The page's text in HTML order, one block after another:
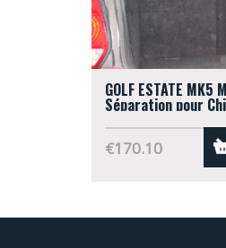
GOLF ESTATE
Séparation pour
€170.10